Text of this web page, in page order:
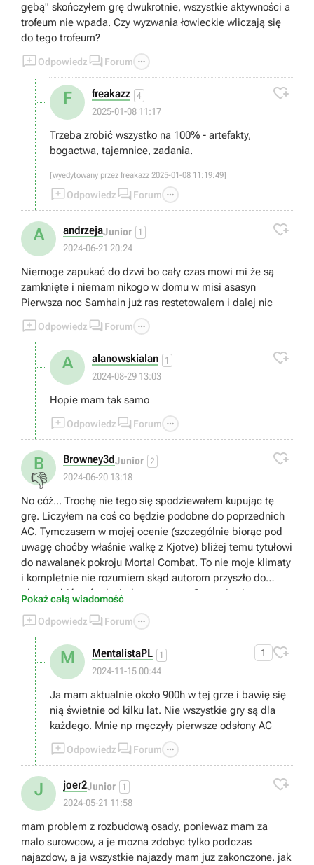
gębą" skończyłem grę dwukrotnie, wszystkie aktywności a
trofeum nie wpada. Czy wyzwania łowieckie wliczają się
do tego trofeum?
Odpowiedz  Forum 
F freakazz 4
2025-01-08 11:17

Trzeba zrobić wszystko na 100% - artefakty,
bogactwa, tajemnice, zadania.
[wyedytowany przez freakazz 2025-01-08 11:19:49]
Odpowiedz  Forum 
A andrzejaJunior 1
2024-06-21 20:24

Niemoge zapukać do dzwi bo cały czas mowi mi że są
zamknięte i niemam nikogo w domu w misi asasyn
Pierwsza noc Samhain już ras restetowalem i dalej nic
Odpowiedz  Forum 
A alanowskialan 1
2024-08-29 13:03

Hopie mam tak samo
Odpowiedz  Forum 
B
👎
Browney3dJunior 2
2024-06-20 13:18

No cóż... Trochę nie tego się spodziewałem kupując tę
grę. Liczyłem na coś co będzie podobne do poprzednich
AC. Tymczasem w mojej ocenie (szczególnie biorąc pod
uwagę choćby właśnie walkę z Kjotve) bliżej temu tytułowi
do nawalanek pokroju Mortal Combat. To nie moje klimaty
i kompletnie nie rozumiem skąd autorom przyszło do
głowy robić coś tak niedorzecznego. Gra staje się przez to
zwyczajnie... nudna. Bo jak się domyślam rozwój postaci
uzależniony jest od tej konkretnej walki. Bez przejścia tego
bossa można zapomnieć o dalszej progresji. Czyli... Moja
przygoda z tym tytułem tutaj się kończy. Dziękuję.
Wysiadam.
Pokaż całą wiadomość
Odpowiedz  Forum 
M MentalistaPL 1
2024-11-15 00:44
1 
Ja mam aktualnie około 900h w tej grze i bawię się
nią świetnie od kilku lat. Nie wszystkie gry są dla
każdego. Mnie np męczyły pierwsze odsłony AC
Odpowiedz  Forum 
J joer2Junior 1
2024-05-21 11:58

mam problem z rozbudową osady, poniewaz mam za
malo surowcow, a je mozna zdobyc tylko podczas
najazdow, a ja wszystkie najazdy mam juz zakonczone. jak